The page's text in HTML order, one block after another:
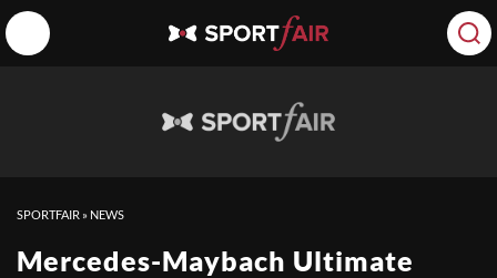
SPORTFAIR » NEWS
Mercedes-Maybach Ultimate